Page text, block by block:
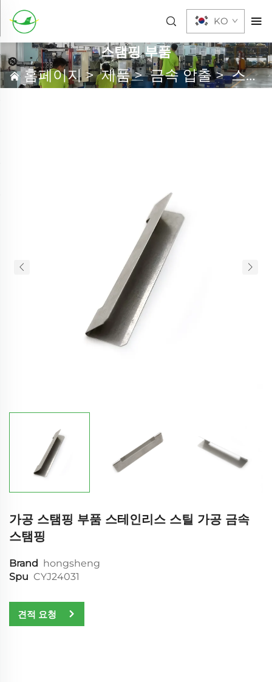
KO
스탬핑 부품
홈페이지>제품>금속 압출>스탬핑 부품
가공 스탬핑 부품 스테인리스 스틸 가공 금속
스탬핑
Brand
hongsheng
Spu CYJ24031
견적 요청